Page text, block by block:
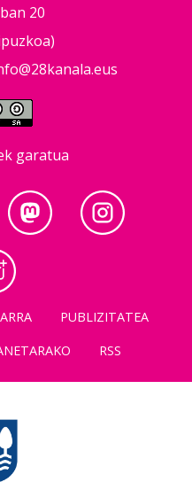
20
garatua
PUBLIZITATEA
RSS